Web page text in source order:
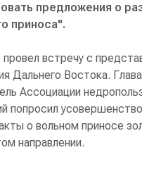
предложения о
приноса".
встречу с
Дальнего Востока.
Ассоциации
попросил
о вольном приносе
направлении.